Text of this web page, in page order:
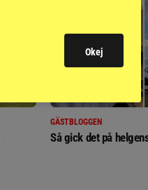
GÄSTBLOGGEN
Så gick det på
Okej